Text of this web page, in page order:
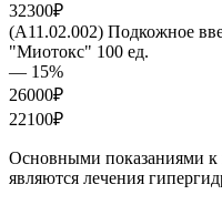
32300₽
(A11.02.002) Подкожное
"Миотокс" 100 ед.
— 15%
26000₽
22100₽
Основными показаниями к
являются лечения